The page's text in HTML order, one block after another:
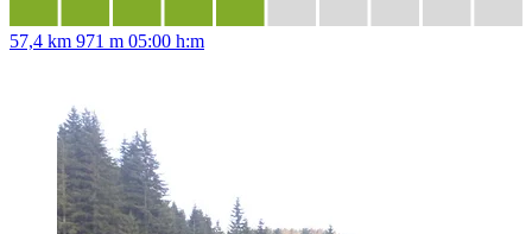
57,4 km 971 m 05:00 h:m